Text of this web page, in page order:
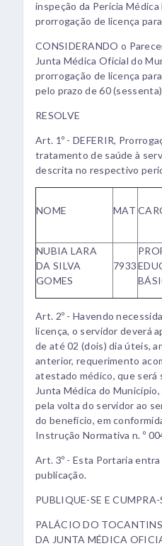
inspeção da Perícia
prorrogação de licença
CONSIDERANDO o
Junta Médica Oficial do
prorrogação de licença
pelo prazo de 60
RESOLVE
Art. 1º - DEFERIR,
tratamento de saúde à
descrita no respectivo
NOME MAT
NUBIA LARA
DA SILVA
GOMES
7933
Art. 2º - Havendo
licença, o servidor deverá
de até 02 (dois) dia úteis,
anterior, requerimento
atestado médico, que será
Junta Médica do
pela volta do servidor ao
do benefício, em
Instrução Normativa n. º
Art. 3º - Esta Portaria
publicação.
PUBLIQUE-SE E CUMPRA-
PALÁCIO DO
DA JUNTA MÉDICA